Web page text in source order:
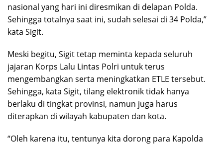
nasional yang hari ini diresmikan di delapan Polda.
Sehingga totalnya saat ini, sudah selesai di 34 Polda,”
kata Sigit.
Meski begitu, Sigit tetap meminta kepada seluruh
jajaran Korps Lalu Lintas Polri untuk terus
mengembangkan serta meningkatkan ETLE tersebut.
Sehingga, kata Sigit, tilang elektronik tidak hanya
berlaku di tingkat provinsi, namun juga harus
diterapkan di wilayah kabupaten dan kota.
“Oleh karena itu, tentunya kita dorong para Kapolda